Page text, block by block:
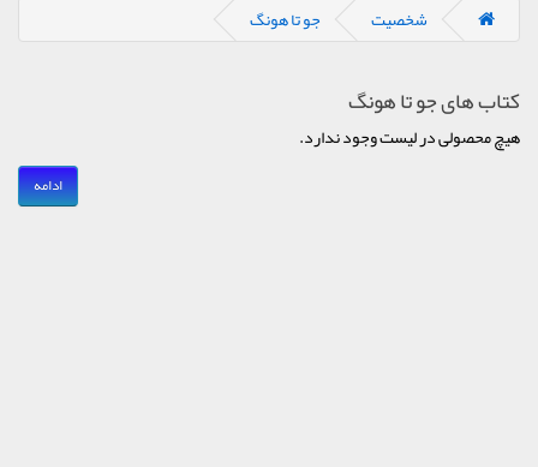
شخصیت جو تا هونگ
کتاب های جو تا هونگ
هیچ محصولی در لیست وجود ندارد.
ادامه